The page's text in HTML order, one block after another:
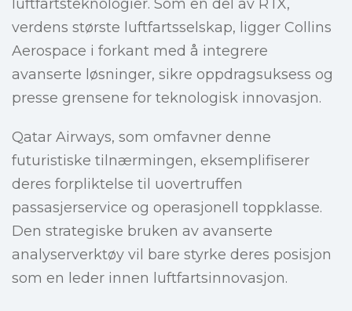
luftfartsteknologier. Som en del av RTX,
verdens største luftfartsselskap, ligger Collins
Aerospace i forkant med å integrere
avanserte løsninger, sikre oppdragsuksess og
presse grensene for teknologisk innovasjon.
Qatar Airways, som omfavner denne
futuristiske tilnærmingen, eksemplifiserer
deres forpliktelse til uovertruffen
passasjerservice og operasjonell toppklasse.
Den strategiske bruken av avanserte
analyserverktøy vil bare styrke deres posisjon
som en leder innen luftfartsinnovasjon.